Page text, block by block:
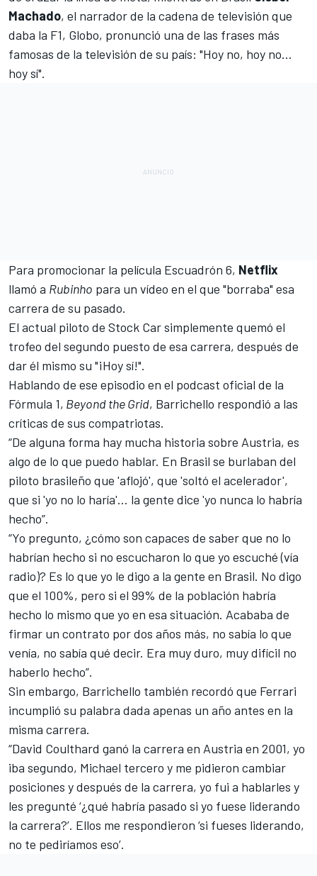
Machado, el narrador de la cadena de televisión que
daba la F1, Globo, pronunció una de las frases más
famosas de la televisión de su país: "Hoy no, hoy no...
hoy sí".
Para promocionar la película Escuadrón 6, Netflix
llamó a Rubinho para un vídeo en el que "borraba" esa
carrera de su pasado.
El actual piloto de Stock Car simplemente quemó el
trofeo del segundo puesto de esa carrera, después de
dar él mismo su "¡Hoy sí!".
Hablando de ese episodio en el podcast oficial de la
Fórmula 1, Beyond the Grid, Barrichello respondió a las
críticas de sus compatriotas.
“De alguna forma hay mucha historia sobre Austria, es
algo de lo que puedo hablar. En Brasil se burlaban del
piloto brasileño que 'aflojó', que 'soltó el acelerador',
que si 'yo no lo haría'… la gente dice 'yo nunca lo habría
hecho”.
“Yo pregunto, ¿cómo son capaces de saber que no lo
habrían hecho si no escucharon lo que yo escuché (vía
radio)? Es lo que yo le digo a la gente en Brasil. No digo
que el 100%, pero si el 99% de la población habría
hecho lo mismo que yo en esa situación. Acababa de
firmar un contrato por dos años más, no sabía lo que
venía, no sabía qué decir. Era muy duro, muy difícil no
haberlo hecho”.
Sin embargo, Barrichello también recordó que Ferrari
incumplió su palabra dada apenas un año antes en la
misma carrera.
“David Coulthard ganó la carrera en Austria en 2001, yo
iba segundo, Michael tercero y me pidieron cambiar
posiciones y después de la carrera, yo fui a hablarles y
les pregunté ‘¿qué habría pasado si yo fuese liderando
la carrera?’. Ellos me respondieron ‘si fueses liderando,
no te pediríamos eso’.